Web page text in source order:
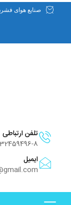
صنایع هوای
تلفن ارتباطی
8
ایمیل